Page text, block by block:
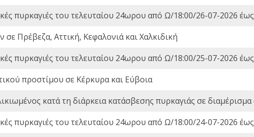
πυρκαγιές του τελευταίου 24ωρου από Ω/18:00/26-07-2026
Πρέβεζα, Αττική, Κεφαλονιά και Χαλκιδική
πυρκαγιές του τελευταίου 24ωρου από Ω/18:00/25-07-2026
προστίμου σε Κέρκυρα και Εύβοια
κατά τη διάρκεια κατάσβεσης πυρκαγιάς σε
πυρκαγιές του τελευταίου 24ωρου από Ω/18:00/24-07-2026